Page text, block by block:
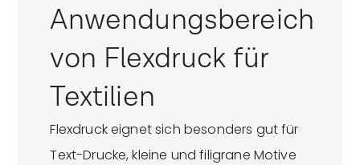
Anwendungsbereich
von Flexdruck für
Textilien
Flexdruck eignet sich besonders gut für
Text-Drucke, kleine und filigrane Motive